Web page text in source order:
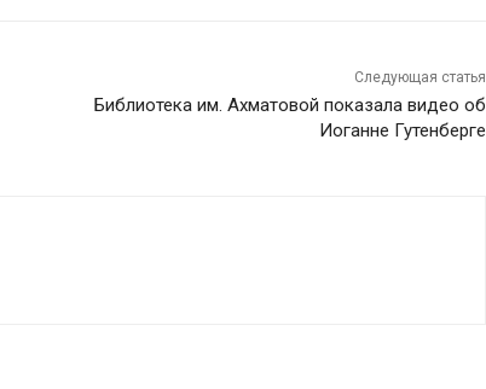
Следующая статья
Библиотека им. Ахматовой показала видео об
Иоганне Гутенберге